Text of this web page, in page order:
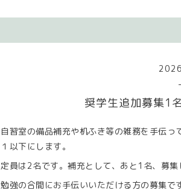
2026
奨学生追加募集1
自習室の備品補充や机ふき等の雑務を手伝
１以下にします。
定員は2名です。補充として、あと1名、募集
勉強の合間にお手伝いいただける方の募集で